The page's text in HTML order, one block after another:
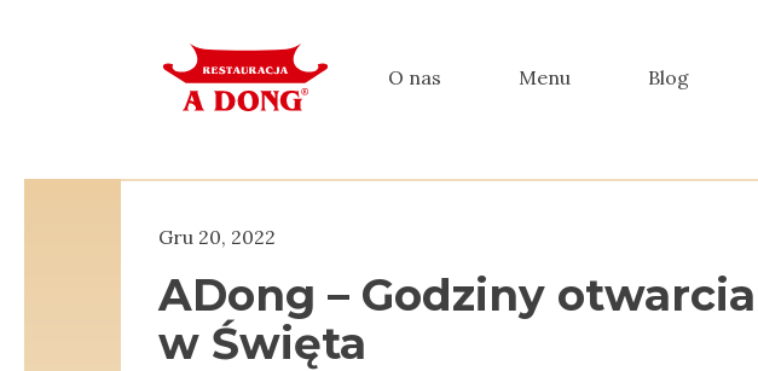
O nas Menu Blog
Gru 20, 2022
ADong – Godziny otwarcia
w Święta